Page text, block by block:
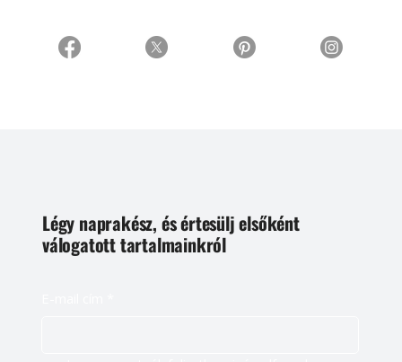
Légy naprakész, és értesülj elsőként
válogatott tartalmainkról